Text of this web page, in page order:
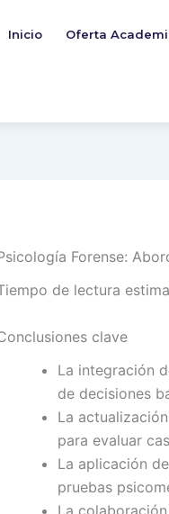
Inicio Oferta
Forense:
de lectura
clave
La integración
de decisiones
La
para evaluar
La aplicación
pruebas
La